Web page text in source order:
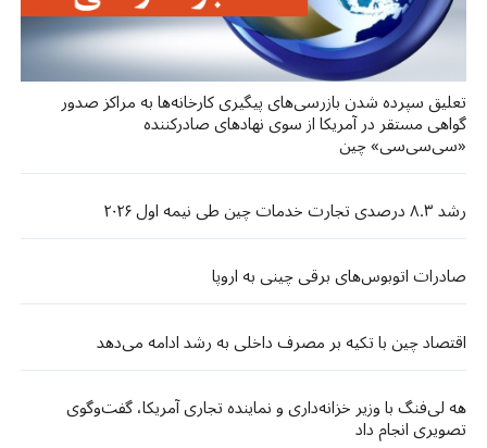
تعلیق سپرده شدن بازرسی‌های پیگیری کارخانه‌ها به مراکز صدور
گواهی مستقر در آمریکا از سوی نهادهای صادرکننده
«سی‌سی‌سی» چین
رشد ۸.۳ درصدی تجارت خدمات چین طی نیمه اول ۲۰۲۶
صادرات اتوبوس‌های برقی چینی به اروپا
اقتصاد چین با تکیه بر مصرف داخلی به رشد ادامه می‌دهد
هه لی‌فنگ با وزیر خزانه‌داری و نماینده تجاری آمریکا، گفت‌وگوی
تصویری انجام داد